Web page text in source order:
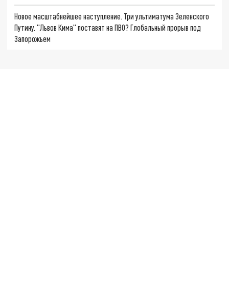
Новое масштабнейшее наступление. Три ультиматума Зеленского
Путину. "Львов Кима" поставят на ПВО? Глобальный прорыв под
Запорожьем